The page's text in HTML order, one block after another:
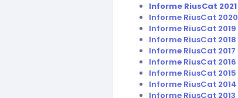
Informe RiusCat 2021
Informe RiusCat 2020
Informe RiusCat 2019
Informe RiusCat 2018
Informe RiusCat 2017
Informe RiusCat 2016
Informe RiusCat 2015
Informe RiusCat 2014
Informe RiusCat 2013